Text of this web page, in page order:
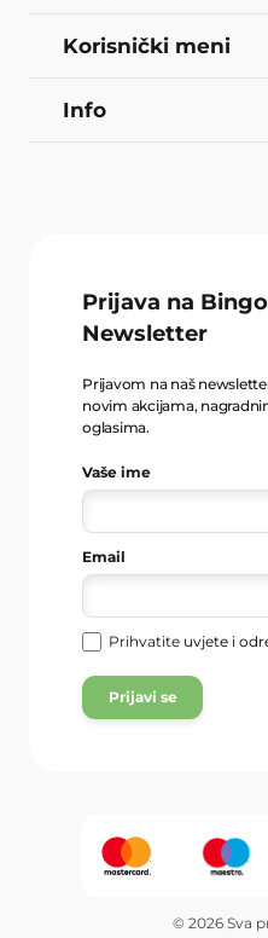
Korisnički meni
Info
Prijava na Bingo
Newsletter
Prijavom na naš
novim akcijama,
oglasima.
Vaše ime
Email
Prihvatite uvjete i
Prijavi se
© 2026 Sva